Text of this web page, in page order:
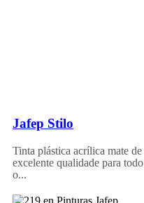
Jafep Stilo
Tinta plástica acrílica mate de
excelente qualidade para todo
o...